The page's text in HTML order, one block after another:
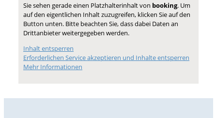
Sie sehen gerade einen Platzhalterinhalt von booking. Um
auf den eigentlichen Inhalt zuzugreifen, klicken Sie auf den
Button unten. Bitte beachten Sie, dass dabei Daten an
Drittanbieter weitergegeben werden.
Inhalt entsperren
Erforderlichen Service akzeptieren und Inhalte entsperren
Mehr Informationen